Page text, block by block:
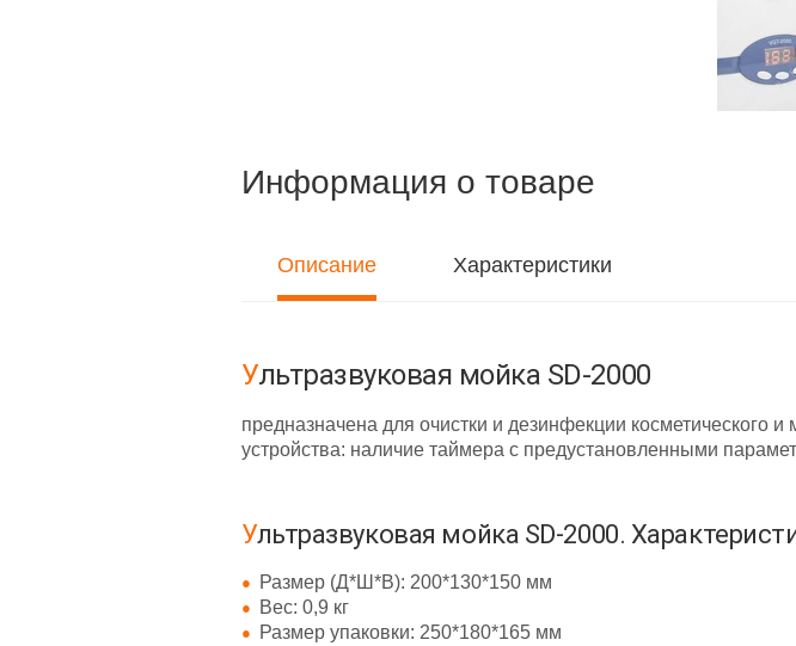
Информация о товаре
Описание Характеристики
Ультразвуковая мойка SD-2000
предназначена для очистки и дезинфекции косметического
устройства: наличие таймера с предустановленными
Ультразвуковая мойка SD-2000.
Размер (Д*Ш*В): 200*130*150 мм
Вес: 0,9 кг
Размер упаковки: 250*180*165 мм